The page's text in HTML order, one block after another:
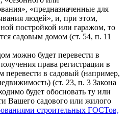
«предназначенные для
людей», и, при этом,
постройкой или гаражом, то
садовым домом (ст. 54, п. 11
можно будет перевести в
права регистрации в
перевести в садовый (например,
(ст. 23, п. 3 Закона
будет обосновать ту или
Вашего садового или жилого
строительных ГОСТов,